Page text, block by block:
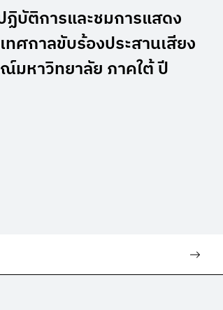
ฏิบัติการและชมการแสดง
ทศกาลขับร้องประสานเสียง
มหาวิทยาลัย ภาคใต้ ปี